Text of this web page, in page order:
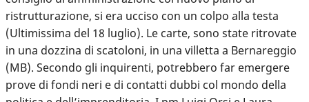
ristrutturazione, si era ucciso con un colpo alla testa
(Ultimissima del 18 luglio). Le carte, sono state ritrovate
in una dozzina di scatoloni, in una villetta a Bernareggio
(MB). Secondo gli inquirenti, potrebbero far emergere
prove di fondi neri e di contatti dubbi col mondo della